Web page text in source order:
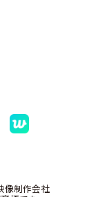
像制作会社